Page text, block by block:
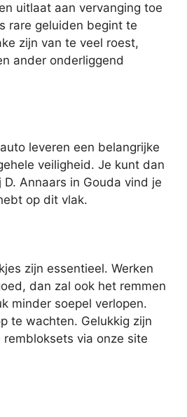
uitlaat aan vervanging toe
rare geluiden begint te
zijn van te veel roest,
ander onderliggend
leveren een belangrijke
veiligheid. Je kunt dan
Annaars in Gouda vind je
op dit vlak.
zijn essentieel. Werken
dan zal ook het remmen
minder soepel verlopen.
te wachten. Gelukkig zijn
via onze site